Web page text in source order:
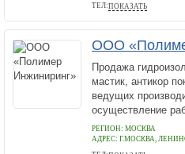
ТЕЛ:ПОКАЗАТЬ
+79822712054
ООО
Продажа
мастик, антикор
ведущих
осуществление
РЕГИОН: МОСКВА
АДРЕС: Г.МОСКВА,